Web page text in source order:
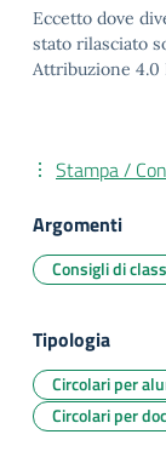
Eccetto dove
stato rilasciato
Attribuzione 4.0
Stampa /
Argomenti
Consigli di
Tipologia
Circolari per
Circolari per